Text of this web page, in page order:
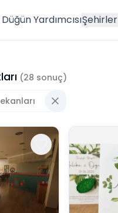
YardımcısıŞehirler
(28 sonuç)